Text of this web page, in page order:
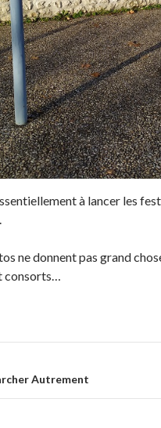
à lancer les
ne donnent pas grand
consorts…
Autrement